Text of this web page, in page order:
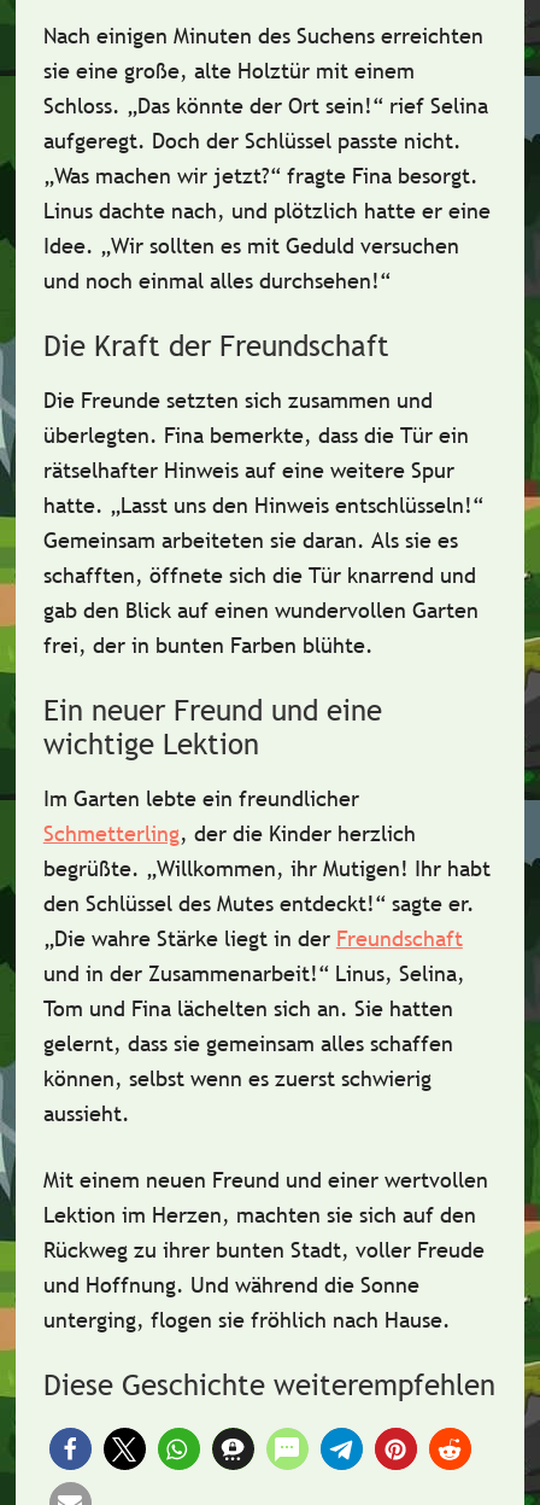
Nach einigen Minuten des Suchens erreichten
sie eine große, alte Holztürmit einem
Schloss. „Das könnte der Ort sein!“ rief Selina
aufgeregt. Doch der Schlüssel passte nicht.
„Was machen wir jetzt?“ fragte Fina besorgt.
Linus dachte nach, und plötzlich hatte er eine
Idee. „Wir sollten es mit Geduld versuchen
und noch einmal alles durchsehen!“
Die Kraft der Freundschaft
Die Freunde setzten sich zusammen und
überlegten. Fina bemerkte, dass die Tür ein
rätselhafter Hinweisauf eine weitere Spur
hatte. „Lasst uns den Hinweis entschlüsseln!“
Gemeinsam arbeiteten sie daran. Als sie es
schafften, öffnete sich die Tür knarrend und
gab den Blick auf einen wundervollen Garten
frei, der in bunten Farben blühte.
Ein neuer Freund und eine
wichtige Lektion
Im Garten lebte ein freundlicher
Schmetterling, der die Kinder herzlich
begrüßte. „Willkommen, ihr Mutigen! Ihr habt
den Schlüssel des Mutes entdeckt!“ sagte er.
„Die wahre Stärke liegt in der Freundschaft
und in der Zusammenarbeit!“ Linus, Selina,
Tom und Fina lächelten sich an. Sie hatten
gelernt, dass sie gemeinsam alles schaffen
können, selbst wenn es zuerst schwierig
aussieht.
Mit einem neuen Freund und einer wertvollen
Lektion im Herzen, machten sie sich auf den
Rückweg zu ihrer bunten Stadt, voller Freude
und Hoffnung. Und während die Sonne
unterging, flogen sie fröhlich nach Hause.
Diese Geschichte weiterempfehlen